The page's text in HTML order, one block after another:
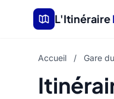
Aller au contenu principal
L'Itinéraire
Accueil / Gare